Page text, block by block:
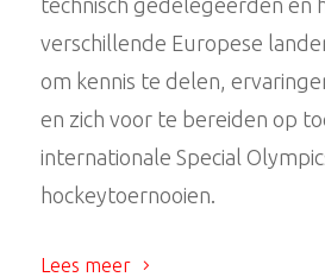
verschillende Europese
om kennis te delen,
en zich voor te bereiden op
internationale Special
hockeytoernooien.
Lees meer